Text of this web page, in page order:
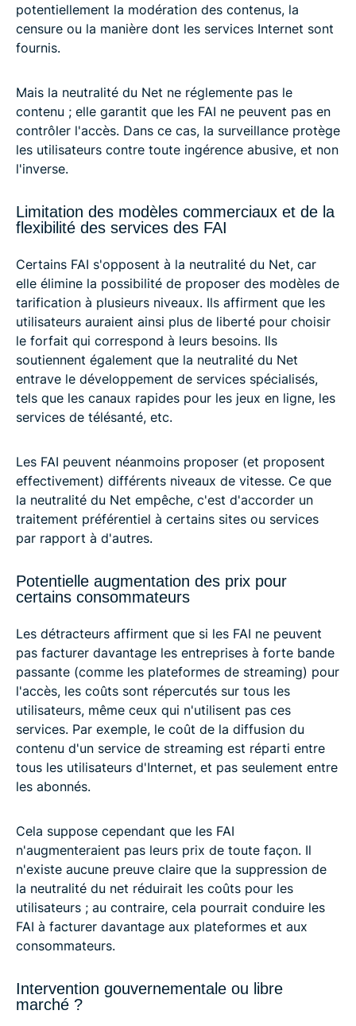
potentiellement la modération des contenus, la
censure ou la manière dont les services Internet sont
fournis.
Mais la neutralité du Net ne réglemente pas le
contenu ; elle garantit que les FAI ne peuvent pas en
contrôler l'accès. Dans ce cas, la surveillance protège
les utilisateurs contre toute ingérence abusive, et non
l'inverse.
Limitation des modèles commerciaux et de la
flexibilité des services des FAI
Certains FAI s'opposent à la neutralité du Net, car
elle élimine la possibilité de proposer des modèles de
tarification à plusieurs niveaux. Ils affirment que les
utilisateurs auraient ainsi plus de liberté pour choisir
le forfait qui correspond à leurs besoins. Ils
soutiennent également que la neutralité du Net
entrave le développement de services spécialisés,
tels que les canaux rapides pour les jeux en ligne, les
services de télésanté, etc.
Les FAI peuvent néanmoins proposer (et proposent
effectivement) différents niveaux de vitesse. Ce que
la neutralité du Net empêche, c'est d'accorder un
traitement préférentiel à certains sites ou services
par rapport à d'autres.
Potentielle augmentation des prix pour
certains consommateurs
Les détracteurs affirment que si les FAI ne peuvent
pas facturer davantage les entreprises à forte bande
passante (comme les plateformes de streaming) pour
l'accès, les coûts sont répercutés sur tous les
utilisateurs, même ceux qui n'utilisent pas ces
services. Par exemple, le coût de la diffusion du
contenu d'un service de streaming est réparti entre
tous les utilisateurs d'Internet, et pas seulement entre
les abonnés.
Cela suppose cependant que les FAI
n'augmenteraient pas leurs prix de toute façon. Il
n'existe aucune preuve claire que la suppression de
la neutralité du net réduirait les coûts pour les
utilisateurs ; au contraire, cela pourrait conduire les
FAI à facturer davantage aux plateformes et aux
consommateurs.
Intervention gouvernementale ou libre
marché ?